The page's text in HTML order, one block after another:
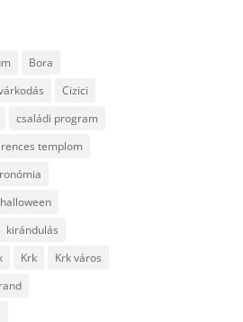
Bora
Cizici
családi program
templom
halloween
kirándulás
Krk
Krk város